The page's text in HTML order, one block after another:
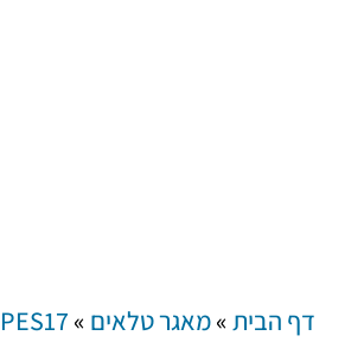
דף הבית»מאגר טלאים »
PES17